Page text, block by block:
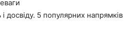
досвіду. 5 популярних напрямків